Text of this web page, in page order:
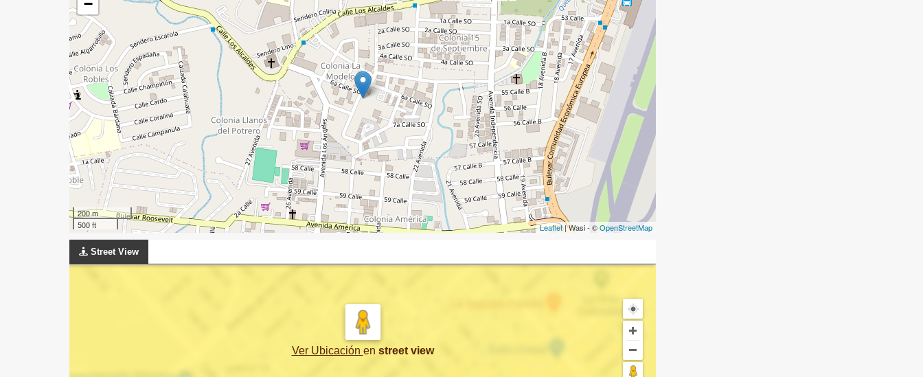
−
200 m
500 ft
Leaflet| Wasi - ©OpenStreetMap
Street View
Ver Ubicación en street view